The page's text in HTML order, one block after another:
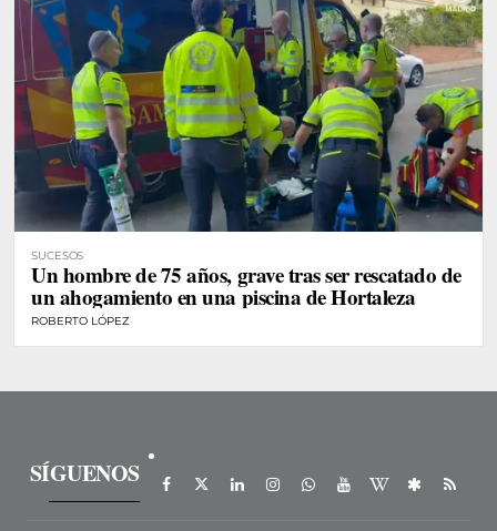
SUCESOS
Un hombre de 75 años, grave tras ser rescatado de
un ahogamiento en una piscina de Hortaleza
ROBERTO LÓPEZ
SÍGUENOS